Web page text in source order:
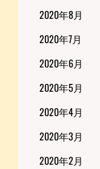
2020年8月
2020年7月
2020年6月
2020年5月
2020年4月
2020年3月
2020年2月